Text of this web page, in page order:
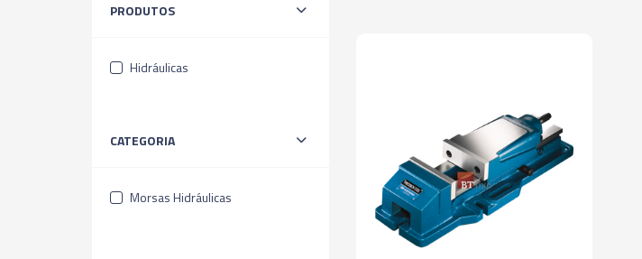
PRODUTOS
Hidráulicas
CATEGORIA
Morsas Hidráulicas